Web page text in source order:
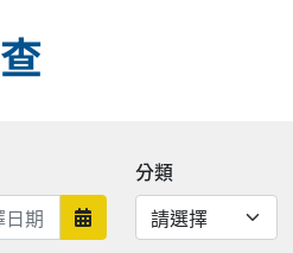
結束 日期範圍結束
分類